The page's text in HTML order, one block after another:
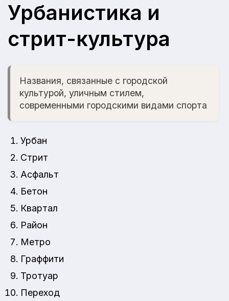
Урбанистика и
стрит-культура
Названия, связанные с городской
культурой, уличным стилем,
современными городскими видами спорта
Урбан
Стрит
Асфальт
Бетон
Квартал
Район
Метро
Граффити
Тротуар
Переход